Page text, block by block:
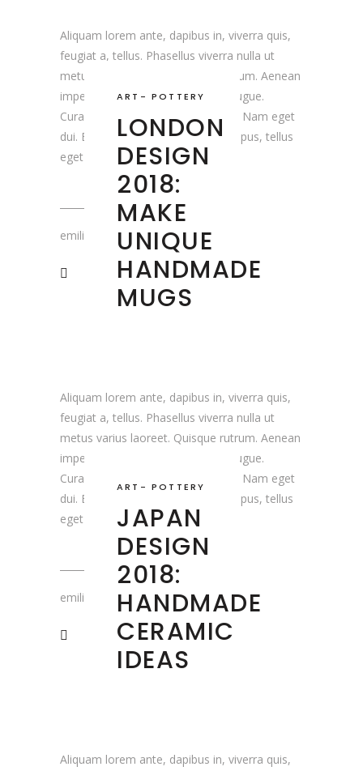
Aliquam lorem ante, dapibus in, viverra quis,
feugiat a, tellus. Phasellus viverra nulla ut
metus varius laoreet. Quisque rutrum. Aenean
imperdiet. Etiam ultricies nisi vel augue.
Curabitur ullamcorper ultricies nisi. Nam eget
dui. Etiam rhoncus. Maecenas tempus, tellus
eget condimentum
emiliedumaure
ART -POTTERY
LONDON
DESIGN
2018:
MAKE
UNIQUE
HANDMADE
MUGS
Aliquam lorem ante, dapibus in, viverra quis,
feugiat a, tellus. Phasellus viverra nulla ut
metus varius laoreet. Quisque rutrum. Aenean
imperdiet. Etiam ultricies nisi vel augue.
Curabitur ullamcorper ultricies nisi. Nam eget
dui. Etiam rhoncus. Maecenas tempus, tellus
eget condimentum
emiliedumaure
ART -POTTERY
JAPAN
DESIGN
2018:
HANDMADE
CERAMIC
IDEAS
Aliquam lorem ante, dapibus in, viverra quis,